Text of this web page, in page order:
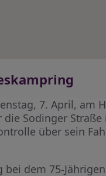
7. April, am
Sodinger
über sein
dem 75-